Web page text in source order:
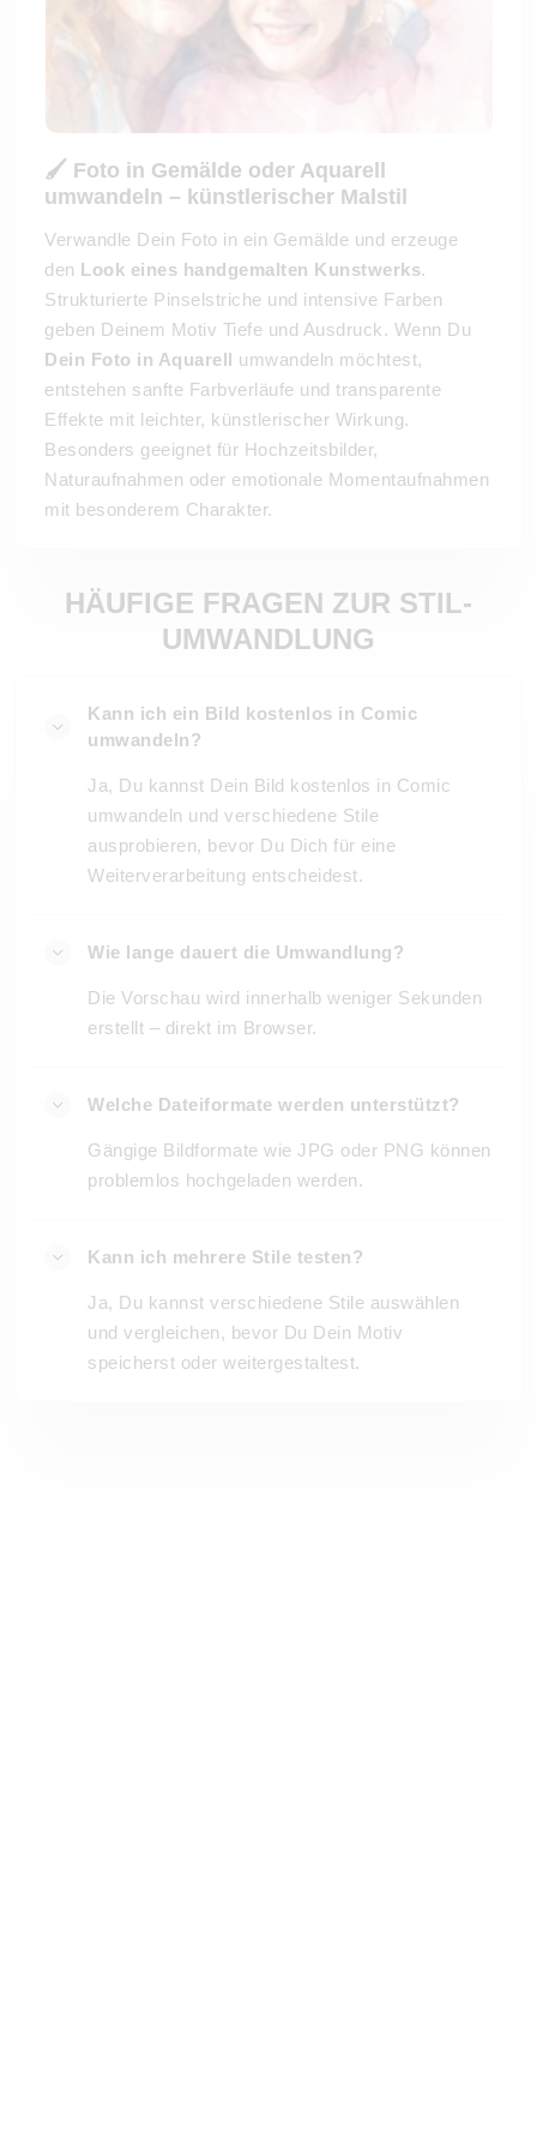
🖌️ Foto in Gemälde oder Aquarell
umwandeln – künstlerischer Malstil
Verwandle Dein Foto in ein Gemälde und erzeuge
den Look eines handgemalten Kunstwerks.
Strukturierte Pinselstriche und intensive Farben
geben Deinem Motiv Tiefe und Ausdruck. Wenn Du
Dein Foto in Aquarell umwandeln möchtest,
entstehen sanfte Farbverläufe und transparente
Effekte mit leichter, künstlerischer Wirkung.
Besonders geeignet für Hochzeitsbilder,
Naturaufnahmen oder emotionale Momentaufnahmen
mit besonderem Charakter.
HÄUFIGE FRAGEN ZUR STIL-
UMWANDLUNG
Kann ich ein Bild kostenlos in Comic
umwandeln?
Ja, Du kannst Dein Bild kostenlos in Comic
umwandeln und verschiedene Stile
ausprobieren, bevor Du Dich für eine
Weiterverarbeitung entscheidest.
Wie lange dauert die Umwandlung?
Die Vorschau wird innerhalb weniger Sekunden
erstellt – direkt im Browser.
Welche Dateiformate werden unterstützt?
Gängige Bildformate wie JPG oder PNG können
problemlos hochgeladen werden.
Kann ich mehrere Stile testen?
Ja, Du kannst verschiedene Stile auswählen
und vergleichen, bevor Du Dein Motiv
speicherst oder weitergestaltest.